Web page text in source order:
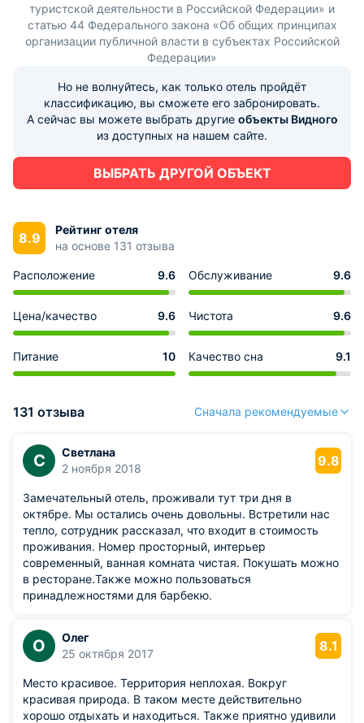
туристской деятельности в Российской Федерации» и
статью 44 Федерального закона «Об общих принципах
организации публичной власти в субъектах Российской
Федерации»
Но не волнуйтесь, как только отель пройдёт
классификацию, вы сможете его забронировать.
А сейчас вы можете выбрать другие объекты Видного
из доступных на нашем сайте.
ВЫБРАТЬ ДРУГОЙ ОБЪЕКТ
8.9
Рейтинг отеля
на основе 131 отзыва
Расположение 9.6 Обслуживание 9.6
Цена/качество 9.6 Чистота 9.6
Питание 10 Качество сна 9.1
131 отзыва Сначала рекомендуемые
С
Светлана
2 ноября 2018
9.8
Замечательный отель, проживали тут три дня в
октябре. Мы остались очень довольны. Встретили нас
тепло, сотрудник рассказал, что входит в стоимость
проживания. Номер просторный, интерьер
современный, ванная комната чистая. Покушать можно
в ресторане.Также можно пользоваться
принадлежностями для барбекю.
О
Олег
25 октября 2017
8.1
Место красивое. Территория неплохая. Вокруг
красивая природа. В таком месте действительно
хорошо отдыхать и находиться. Также приятно удивили